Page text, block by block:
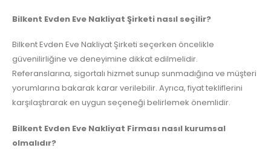
Bilkent Evden Eve Nakliyat Şirketi nasıl seçilir?
Bilkent Evden Eve Nakliyat Şirketi seçerken öncelikle
güvenilirliğine ve deneyimine dikkat edilmelidir.
Referanslarına, sigortalı hizmet sunup sunmadığına ve müşteri
yorumlarına bakarak karar verilebilir. Ayrıca, fiyat tekliflerini
karşılaştırarak en uygun seçeneği belirlemek önemlidir.
Bilkent Evden Eve Nakliyat Firması nasıl kurumsal
olmalıdır?